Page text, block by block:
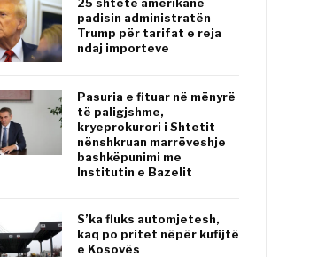
padisin administratën
Trump për tarifat e reja
ndaj importeve
Pasuria e fituar në mënyrë
të paligjshme,
kryeprokurori i Shtetit
nënshkruan marrëveshje
bashkëpunimi me
Institutin e Bazelit
S’ka fluks automjetesh,
kaq po pritet nëpër kufijtë
e Kosovës